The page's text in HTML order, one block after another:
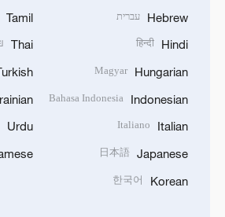
Hebrew עברית
Hindi
हिन्दी
Hungarian
Magyar
Indonesian
Bahasa Indonesia
Italian
Italiano
Japanese
日本語
Korean
한국어
Tamil
Thai
Urdu